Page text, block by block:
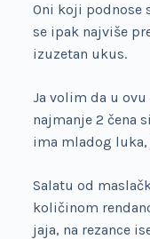
Oni koji podnose
se ipak najviše
izuzetan ukus.
Ja volim da u
najmanje 2 čena
ima mladog
Salatu od
količinom
jaja, na rezance